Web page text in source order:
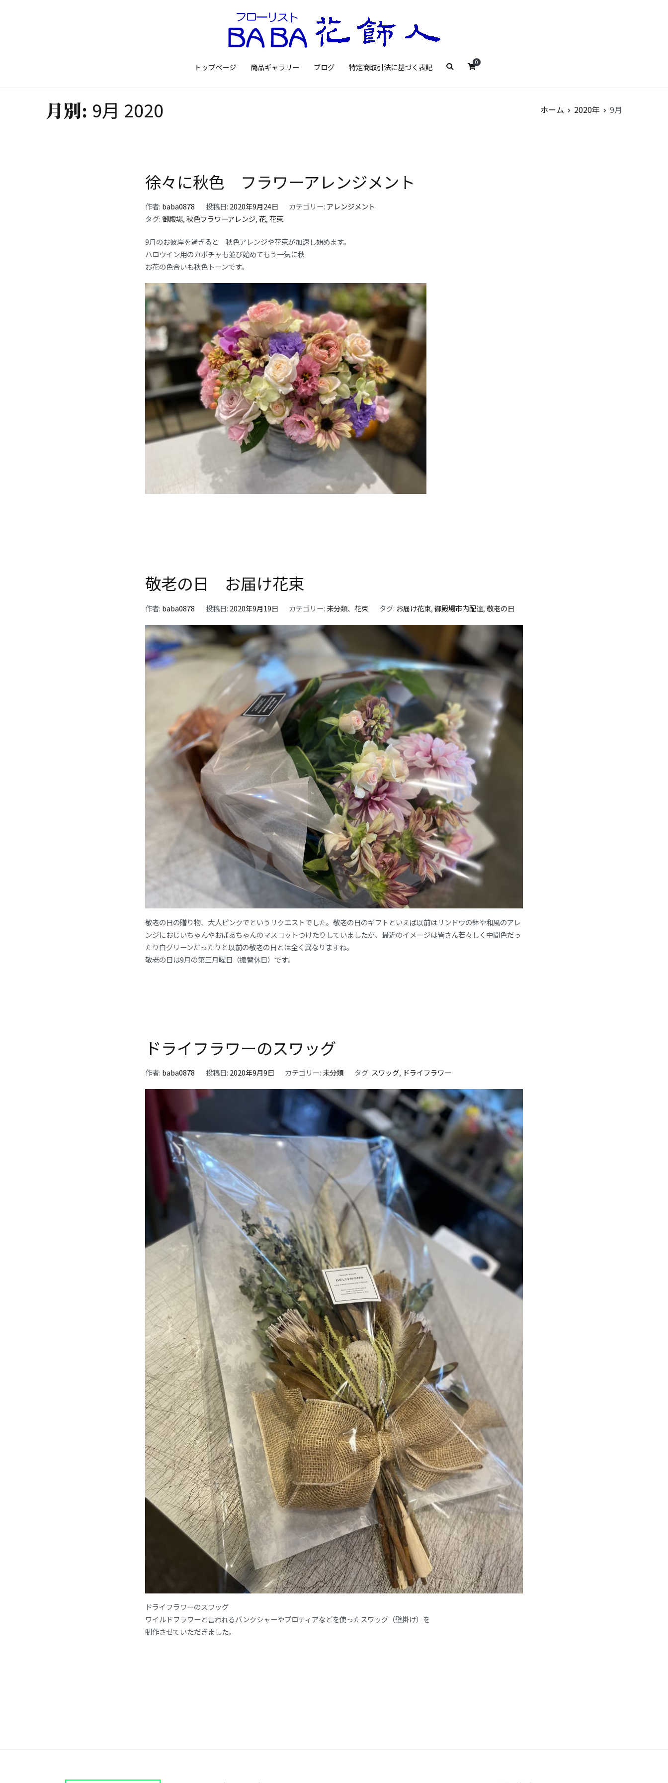
Floristbaba フローリストババ
お花を贈るなら御殿場の花店フローリストババ
トップページ 商品ギャラリー ブログ 特定商取引法に基づく表記 0
月別: 9月 2020 ホーム 2020年 9月
徐々に秋色 フラワーアレンジメント
作者: baba0878 投稿日: 2020年9月24日 カテゴリー: アレンジメント
タグ:御殿場,秋色フラワーアレンジ,花,花束
9月のお彼岸を過ぎると 秋色アレンジや花束が加速し始めます。
ハロウイン用のカボチャも並び始めてもう一気に秋
お花の色合いも秋色トーンです。
敬老の日 お届け花束
作者: baba0878 投稿日: 2020年9月19日 カテゴリー: 未分類、花束 タグ: お届け花束,御殿場市内配達,敬老の日
敬老の日の贈り物、大人ピンクでというリクエストでした。敬老の日のギフトといえば以前はリンドウの鉢や和風のアレ
ンジにおじいちゃんやおばあちゃんのマスコットつけたりしていましたが、最近のイメージは皆さん若々しく中間色だっ
たり白グリーンだったりと以前の敬老の日とは全く異なりますね。
敬老の日は9月の第三月曜日（振替休日）です。
ドライフラワーのスワッグ
作者: baba0878 投稿日: 2020年9月9日 カテゴリー: 未分類 タグ: スワッグ, ドライフラワー
ドライフラワーのスワッグ
ワイルドフラワーと言われるバンクシャーやプロティアなどを使ったスワッグ（壁掛け）を
制作させていただきました。